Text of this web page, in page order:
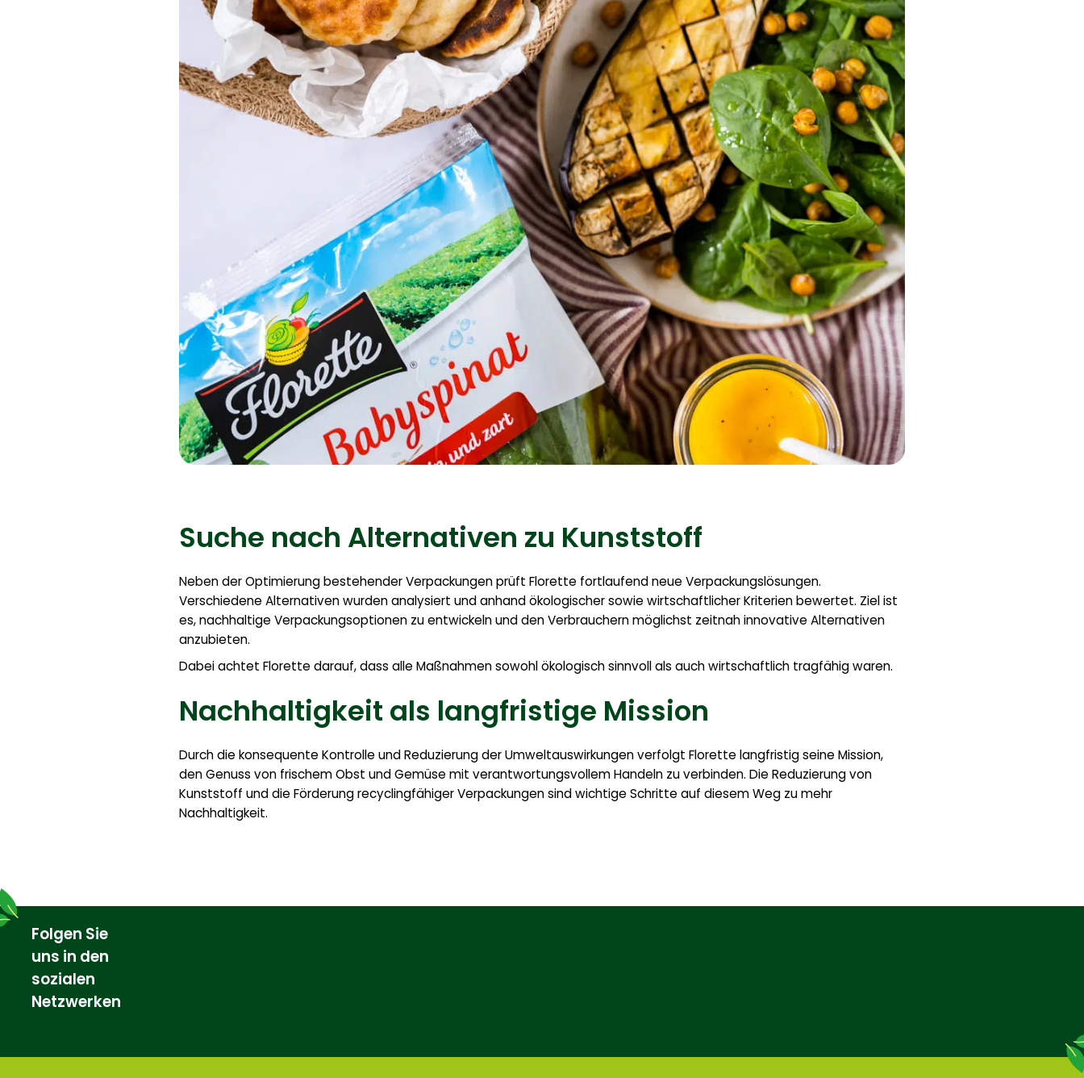
Suche nach Alternativen zu Kunststoff
Neben der Optimierung bestehender Verpackungen prüft Florette fortlaufend neue Verpackungslösungen.
Verschiedene Alternativen wurden analysiert und anhand ökologischer sowie wirtschaftlicher Kriterien bewertet. Ziel ist
es, nachhaltige Verpackungsoptionen zu entwickeln und den Verbrauchern möglichst zeitnah innovative Alternativen
anzubieten.
Dabei achtet Florette darauf, dass alle Maßnahmen sowohl ökologisch sinnvoll als auch wirtschaftlich tragfähig waren.
Nachhaltigkeit als langfristige Mission
Durch die konsequente Kontrolle und Reduzierung der Umweltauswirkungen verfolgt Florette langfristig seine Mission,
den Genuss von frischem Obst und Gemüse mit verantwortungsvollem Handeln zu verbinden. Die Reduzierung von
Kunststoff und die Förderung recyclingfähiger Verpackungen sind wichtige Schritte auf diesem Weg zu mehr
Nachhaltigkeit.
Folgen Sie
uns in den
sozialen
Netzwerken